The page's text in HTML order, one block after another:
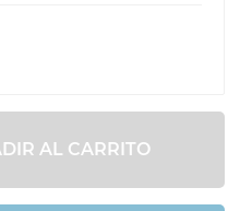
AL CARRITO